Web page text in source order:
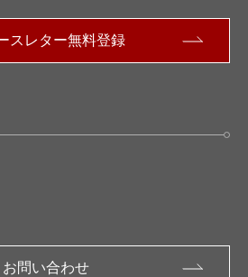
スレター無料登録
お問い合わせ